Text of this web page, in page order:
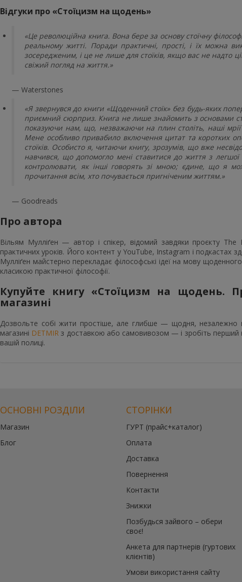
Відгуки про «Стоїцизм на щодень»
«Це революційна книга. Вона бере за основу стоїчну
реальному житті. Поради практичні, прості, і їх можна
зосередженим, і це не лише для стоїків, якщо вас не надто
свіжий погляд на життя.»
— Waterstones
«Я звернувся до книги «Щоденний стоїк» без будь-яких
приємний сюрприз. Книга не лише знайомить з основами
показуючи нам, що, незважаючи на плин століть, наші
Мене особливо привабило включення цитат та коротких
стоїків. Особисто я, читаючи книгу, зрозумів, що вже
навчився, що допомогло мені ставитися до життя з
контролювати, як інші говорять зі мною; єдине, що я
прочитання всім, хто почувається пригніченим життям.»
— Goodreads
Про автора
Вільям Мулліґен — автор і спікер, відомий завдяки проєкту
практичних уроків. Його контент у YouTube, Instagram і подкастах
Мулліґен майстерно перекладає філософські ідеї на мову
класикою практичної філософії.
Купуйте книгу «Стоїцизм на щодень.
магазині
Дозвольте собі жити простіше, але глибше — щодня, незалежно
магазині DETMIR з доставкою або самовивозом — і зробіть перший
вашій полиці.
ОСНОВНІ РОЗДІЛИ
Магазин
Блог
СТОРІНКИ
ГУРТ (прайс+каталог)
Оплата
Доставка
Повернення
Контакти
Знижки
Позбудься зайвого – обери
своє!
Анкета для партнерів (гуртових
клієнтів)
Умови використання сайту